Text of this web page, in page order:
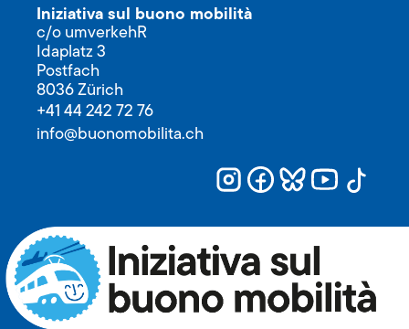
Iniziativa sul buono mobilità
c/o umverkehR
Idaplatz 3
Postfach
8036 Zürich
+41 44 242 72 76
info@buonomobilita.ch